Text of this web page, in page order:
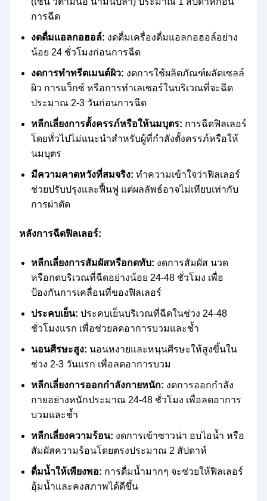
การฉีด
งดดื่มแอลกอฮอล์: งดดื่มเครื่องดื่มแอลกอฮอล์อย่าง
น้อย 24 ชั่วโมงก่อนการฉีด
งดการทำทรีตเมนต์ผิว: งดการใช้ผลิตภัณฑ์ผลัดเซลล์
ผิว การแว็กซ์ หรือการทำเลเซอร์ในบริเวณที่จะฉีด
ประมาณ 2-3 วันก่อนการฉีด
หลีกเลี่ยงการตั้งครรภ์หรือให้นมบุตร: การฉีดฟิลเลอร์
โดยทั่วไปไม่แนะนำสำหรับผู้ที่กำลังตั้งครรภ์หรือให้
นมบุตร
มีความคาดหวังที่สมจริง: ทำความเข้าใจว่าฟิลเลอร์
ช่วยปรับปรุงและฟื้นฟู แต่ผลลัพธ์อาจไม่เทียบเท่ากับ
การผ่าตัด
หลังการฉีดฟิลเลอร์:
หลีกเลี่ยงการสัมผัสหรือกดทับ: งดการสัมผัส นวด
หรือกดบริเวณที่ฉีดอย่างน้อย 24-48 ชั่วโมง เพื่อ
ป้องกันการเคลื่อนที่ของฟิลเลอร์
ประคบเย็น: ประคบเย็นบริเวณที่ฉีดในช่วง 24-48
ชั่วโมงแรก เพื่อช่วยลดอาการบวมและช้ำ
นอนศีรษะสูง: นอนหงายและหนุนศีรษะให้สูงขึ้นใน
ช่วง 2-3 วันแรก เพื่อลดอาการบวม
หลีกเลี่ยงการออกกำลังกายหนัก: งดการออกกำลัง
กายอย่างหนักประมาณ 24-48 ชั่วโมง เพื่อลดอาการ
บวมและช้ำ
หลีกเลี่ยงความร้อน: งดการเข้าซาวน่า อบไอน้ำ หรือ
สัมผัสความร้อนโดยตรงประมาณ 2 สัปดาห์
ดื่มน้ำให้เพียงพอ: การดื่มน้ำมากๆ จะช่วยให้ฟิลเลอร์
อุ้มน้ำและคงสภาพได้ดีขึ้น